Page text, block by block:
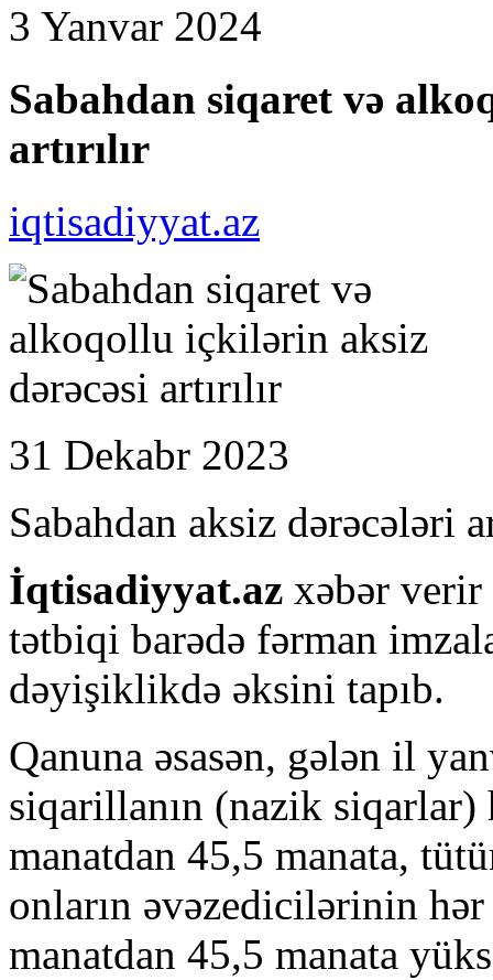
3 Yanvar 2024
Sabahdan siqaret və
artırılır
iqtisadiyyat.az
31 Dekabr 2023
Sabahdan aksiz dərəcələri
İqtisadiyyat.az xəbər
tətbiqi barədə fərman
dəyişiklikdə əksini tapıb.
Qanuna əsasən, gələn il
siqarillanın (nazik
manatdan 45,5 manata,
onların əvəzedicilərinin
manatdan 45,5 manata